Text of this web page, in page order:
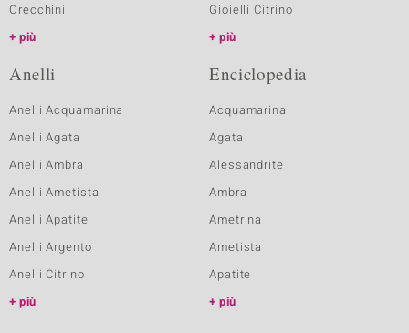
Orecchini
più
Gioielli Citrino
più
Anelli
Anelli Acquamarina
Anelli Agata
Anelli Ambra
Anelli Ametista
Anelli Apatite
Anelli Argento
Anelli Citrino
più
Enciclopedia
Acquamarina
Agata
Alessandrite
Ambra
Ametrina
Ametista
Apatite
più